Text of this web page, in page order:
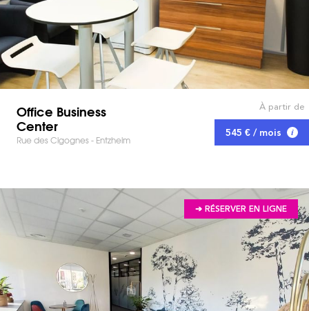
Office Business
Center
Rue des Cigognes - Entzheim
À partir de
545 € / mois
➔ RÉSERVER EN LIGNE